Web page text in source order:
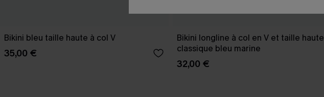
Bikini bleu taille haute à col V
35,00 €
Bikini longline à col en V et taille haute
classique bleu marine
32,00 €